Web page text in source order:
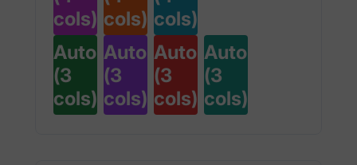
cols) cols) cols)
Auto
(3
cols)
Auto
(3
cols)
Auto
(3
cols)
Auto
(3
cols)